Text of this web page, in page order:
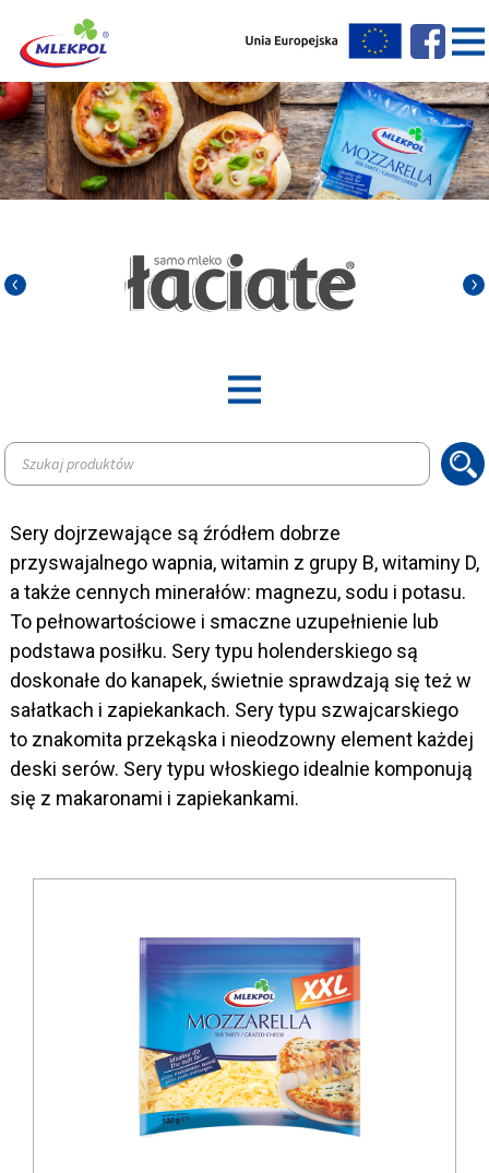
Wyszukiwarka
produktów
Sery dojrzewające są źródłem dobrze
przyswajalnego wapnia, witamin z grupy B, witaminy D,
a także cennych minerałów: magnezu, sodu i potasu.
To pełnowartościowe i smaczne uzupełnienie lub
podstawa posiłku. Sery typu holenderskiego są
doskonałe do kanapek, świetnie sprawdzają się też w
sałatkach i zapiekankach. Sery typu szwajcarskiego
to znakomita przekąska i nieodzowny element każdej
deski serów. Sery typu włoskiego idealnie komponują
się z makaronami i zapiekankami.